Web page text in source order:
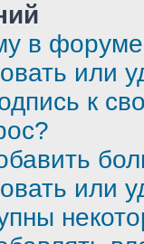
в
или
к
или